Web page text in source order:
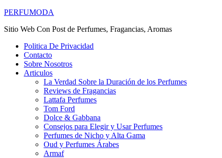
PERFUMODA
Sitio Web Con Post de Perfumes, Fragancias, Aromas
Politica De Privacidad
Contacto
Sobre Nosotros
Articulos
La Verdad Sobre la Duración de los Perfumes
Reviews de Fragancias
Lattafa Perfumes
Tom Ford
Dolce & Gabbana
Consejos para Elegir y Usar Perfumes
Perfumes de Nicho y Alta Gama
Oud y Perfumes Árabes
Armaf